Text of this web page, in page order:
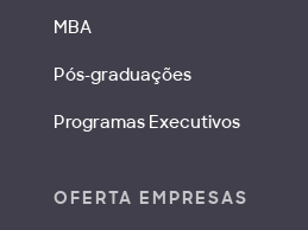
MBA
Pós-graduações
Programas Executivos
OFERTA EMPRESAS